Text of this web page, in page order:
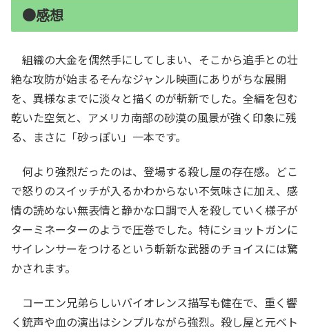
●感想
組織の大金を偶然手にしてしまい、そこから追手との壮
絶な攻防が始まる――そんなジャンル映画にありがちな展開
を、異様なまでに淡々と描くのが斬新でした。全編を包む
乾いた空気と、アメリカ南部の砂漠の風景が強く印象に残
る、まさに「砂っぽい」一本です。
何より強烈だったのは、登場する殺し屋の存在感。どこ
で怒りのスイッチが入るかわからない不気味さに加え、感
情の読めない無表情と静かな口調で人を殺していく様子が
ターミネーターのようで圧巻でした。特にショットガンに
サイレンサーをつけるという斬新な武器のチョイスには驚
かされます。
コーエン兄弟らしいバイオレンス描写も健在で、重く響
く銃声や血の演出はシンプルながら強烈。殺し屋と元ベト